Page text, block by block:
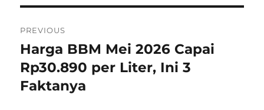
o
s
t
PREVIOUS
P
r
e
Harga BBM Mei 2026 Capai
Rp30.890 per Liter, Ini 3
Faktanya